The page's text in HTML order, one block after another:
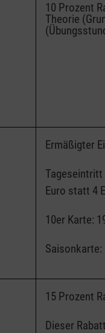
10 Prozent
Theorie
Ermäßigter
Tageseintritt
Euro statt 4
10er Karte:
Saisonkarte:
15 Prozent
Dieser